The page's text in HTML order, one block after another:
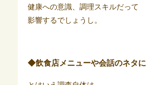
健康への意識、調理スキルだって
影響するでしょうし。
◆飲食店メニューや会話のネタに